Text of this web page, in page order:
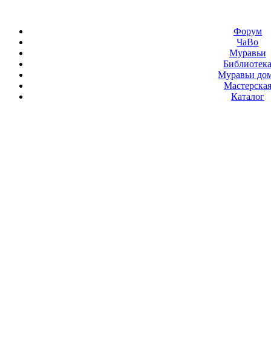
Форум
ЧаВо
Муравьи
Муравьи
Мастерская
Каталог